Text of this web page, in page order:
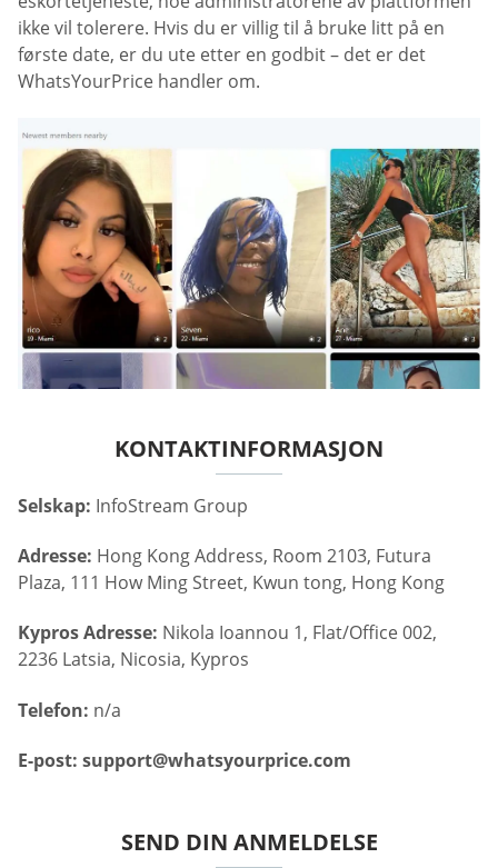
ikke vil tolerere. Hvis du er villig til å bruke litt på en
første date, er du ute etter en godbit – det er det
WhatsYourPrice handler om.
KONTAKTINFORMASJON
Selskap: InfoStream Group
Adresse: Hong Kong Address, Room 2103, Futura
Plaza, 111 How Ming Street, Kwun tong, Hong Kong
Kypros Adresse: Nikola Ioannou 1, Flat/Office 002,
2236 Latsia, Nicosia, Kypros
Telefon: n/a
E-post: support@whatsyourprice.com
SEND DIN ANMELDELSE